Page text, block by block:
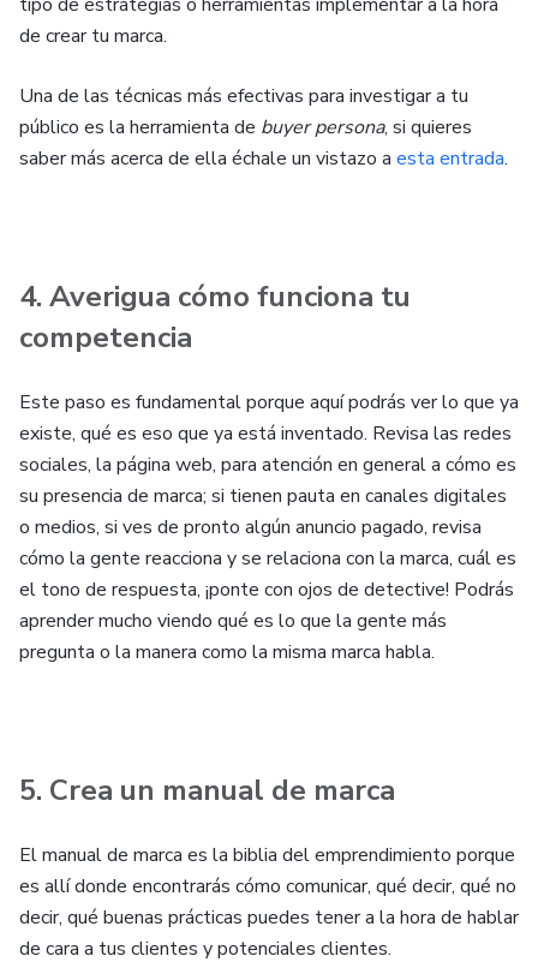
de crear tu marca.
Una de las técnicas más efectivas para investigar a tu
público es la herramienta de buyer persona, si quieres
saber más acerca de ella échale un vistazo a esta entrada.
4. Averigua cómo funciona tu
competencia
Este paso es fundamental porque aquí podrás ver lo que ya
existe, qué es eso que ya está inventado. Revisa las redes
sociales, la página web, para atención en general a cómo es
su presencia de marca; si tienen pauta en canales digitales
o medios, si ves de pronto algún anuncio pagado, revisa
cómo la gente reacciona y se relaciona con la marca, cuál es
el tono de respuesta, ¡ponte con ojos de detective! Podrás
aprender mucho viendo qué es lo que la gente más
pregunta o la manera como la misma marca habla.
5. Crea un manual de marca
El manual de marca es la biblia del emprendimiento porque
es allí donde encontrarás cómo comunicar, qué decir, qué no
decir, qué buenas prácticas puedes tener a la hora de hablar
de cara a tus clientes y potenciales clientes.